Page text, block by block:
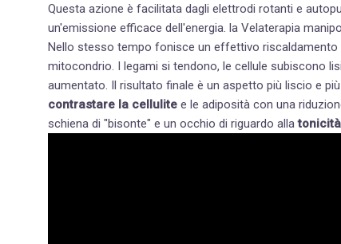
Questa azione è facilitata dagli elettrodi rotanti e
un'emissione efficace dell'energia. la Velaterapia
Nello stesso tempo fonisce un effettivo
mitocondrio. I legami si tendono, le cellule subiscono
contrastare la cellulite e le adiposità con una
schiena di "bisonte" e un occhio di riguardo alla